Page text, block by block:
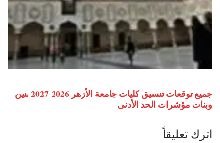
جميع توقعات تنسيق كليات جامعة الأزهر 2026-2027 بنين
وبنات مؤشرات الحد الأدنى
اترك تعليقاً